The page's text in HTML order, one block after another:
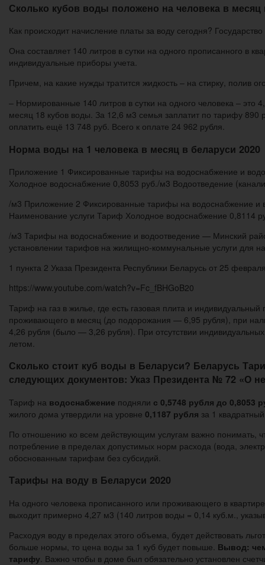
Сколько кубов воды положено на человека в месяц
Как происходит начисление платы за воду сегодня?
Она составляет 140 литров в сутки на одного прописанного в
индивидуальные приборы учета.
Причем, на какие нужды тратится жидкость – на стирку, полив
– Нормированные 140 литров в сутки на одного человека – это
месяц 18 кубов воды. За 12,6 м3 семья заплатит по тарифу
оплатить ещё 13 748 руб. Всего к оплате 24 962 рубля.
Норма воды на 1 человека в месяц в беларуси 2020
Приложение 1 Фиксированные тарифы на водоснабжение и
Холодное водоснабжение 0,8053 руб./м3 Водоотведение
/м3 Приложение 2 Фиксированные тарифы на водоснабжение и
Наименование услуги Тариф Холодное водоснабжение 0,8114
/м3 Тарифы на водоснабжение и водоотведение — Минский
установлении тарифов на жилищно-коммунальные услуги для
1 пункта 2 Указа Президента Республики Беларусь от 25
https://www.youtube.com/watch?v=Fc_fBHGoB20
Тариф на газ в жилье, где есть газовая плита и
проживающего в месяц (до подорожания — 6,95 рубля), при
4,26 рубля (было — 3,26 рубля). При отсутствии
летом.
Сколько стоит куб воды в Беларуси? Беларусь
следующих документов: Указ Президента № 72 «О
Тариф на водоснабжение подняли с 0,5748 рубля до 0,8053
жилого дома утвердили на уровне 0,1187 рубля за 1
По отношению ко всем действующим услугам важно понимать,
потребление в пределах допустимых норм расхода (вода,
обоснованным тарифам без субсидий.
Тарифы на воду в Беларуси 2020
На одного человека прописанного или проживающего в
выходит примерно 4,27 м3 (140 литров воды = 0,14 куб.м.,
Расходуя воду в пределах этого объема, будет действовать
больше нормы, то цена воды за 1 куб будет повыше. Вывод:
тарифу . Важно чтобы в доме был обязательно установлен